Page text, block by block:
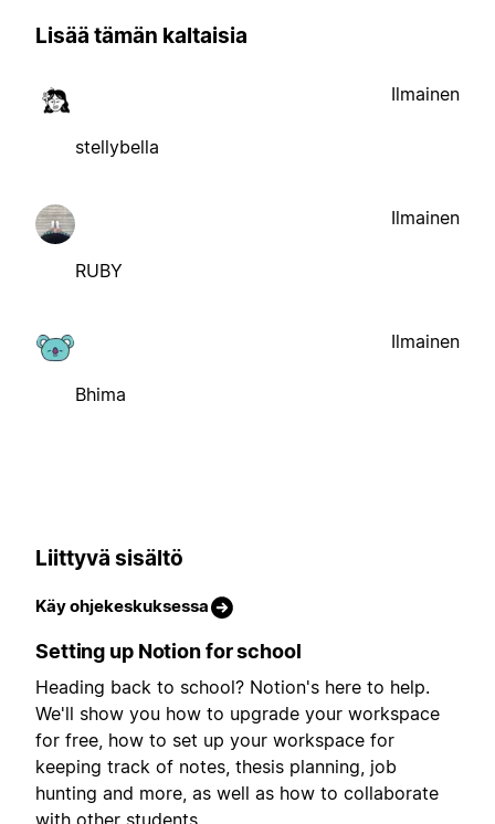
Lisää tämän kaltaisia
stellybella
Ilmainen
RUBY
Ilmainen
Bhima
Ilmainen
Liittyvä sisältö
Käy ohjekeskuksessa
Setting up Notion for school
Heading back to school? Notion's here to help.
We'll show you how to upgrade your workspace
for free, how to set up your workspace for
keeping track of notes, thesis planning, job
hunting and more, as well as how to collaborate
with other students.